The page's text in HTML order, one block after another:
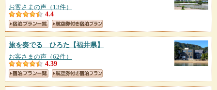
お客さまの声（13件）
4.4
旅を奏でる ひろた 【福井県】
お客さまの声（62件）
4.39